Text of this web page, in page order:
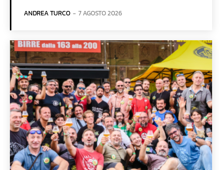
ANDREA TURCO - 7 AGOSTO 2026